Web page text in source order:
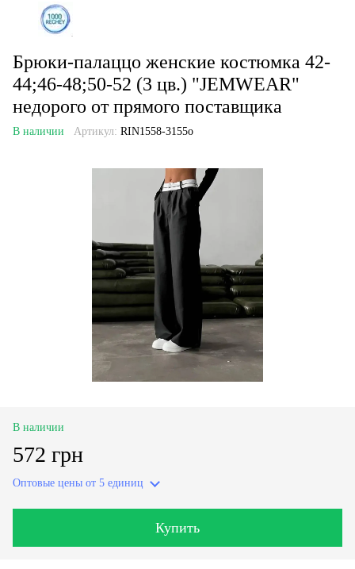
Брюки-палаццо женские костюмка 42-
44;46-48;50-52 (3 цв.) "JEMWEAR"
недорого от прямого поставщика
В наличии Артикул: RIN1558-3155o
В наличии
572 грн
Оптовые цены от 5 единиц
Купить